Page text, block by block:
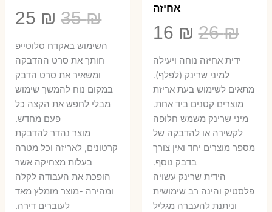
אחיזה
26₪
המחיר
המקורי
היה:
26 ₪.
16 ₪
הנוכחי
ידית אחיזה נוחה ויעילה
למיני שרינק (לפלף).
מתאים לשימוש בעת אריזת
מוצרים קטנים ביד אחת.
​מיני שרינק משמש חלופה
לקשירה או להדבקה של
מספר מוצרים יחד ואין צורך
בדבק נוסף.
הידית שרינק עשויה
פלסטיק והינה רב שימושית
וניתנת להעברה מגליל
35₪
המחיר
המקורי
היה:
35 ₪.
25 ₪
₪.
השימוש באקדח סלוטייפ
חותך את סרט ההדבקה
ומשאיר את סרט הדבק
במקום נוח להמשך שימוש
מבלי לחפש את הקצה כל
פעם מחדש.
מוצר נהדר להדבקת
קרטונים, לאריזה וכל מטרה
בעלות מצחיקה אשר
הופכת את העבודה לקלה
ומהירה -מוצר מומלץ מאד
לעוברים דירה.